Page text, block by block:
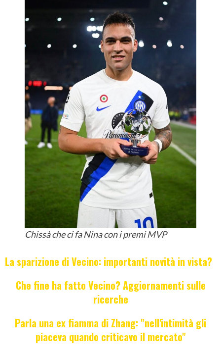
Chissà che ci fa Nina con i premi MVP
La sparizione di Vecino: importanti novità in vista?
Che fine ha fatto Vecino? Aggiornamenti sulle
ricerche
Parla una ex fiamma di Zhang: "nell'intimità gli
piaceva quando criticavo il mercato"